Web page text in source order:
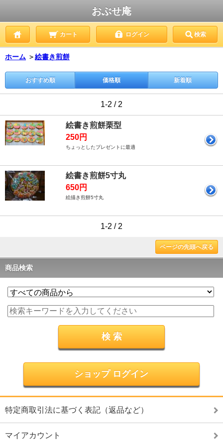
おぶせ庵
カート ログイン 検索
ホーム ＞絵書き煎餅
おすすめ順 価格順 新着順
1-2 / 2
絵書き煎餅栗型
250円
ちょっとしたプレゼントに最適
絵書き煎餅5寸丸
650円
絵描き煎餅5寸丸
1-2 / 2
ページの先頭へ戻る
商品検索
ショップ ログイン
特定商取引法に基づく表記（返品など）
マイアカウント